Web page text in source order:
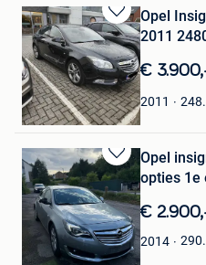
Bewaren
in
Mijn
Favorieten
Opel
2011
€
2011
milo
Boom
Bewaren
in
Mijn
Favorieten
Opel
opties 1e
€
2014